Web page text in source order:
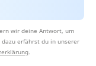
wir deine Antwort, um
erfährst du in unserer
.